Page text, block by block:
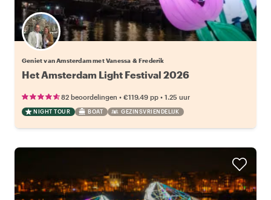
Geniet van Amsterdam met Vanessa & Frederik
Het Amsterdam Light Festival 2026
82 beoordelingen • €119.49 pp • 1.25 uur
NIGHT TOUR BOAT GEZINSVRIENDELIJK